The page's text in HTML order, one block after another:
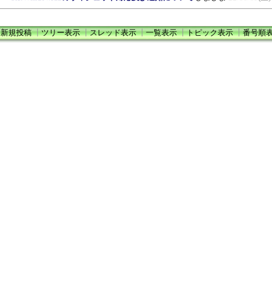
新規投稿┃ツリー表示┃スレッド表示┃一覧表示┃トピック表示┃番号順